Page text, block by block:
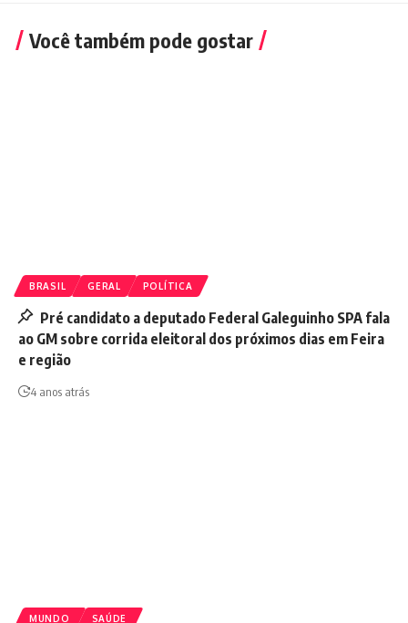
Você também pode gostar
BRASIL GERAL POLÍTICA
Pré candidato a deputado Federal Galeguinho SPA fala
ao GM sobre corrida eleitoral dos próximos dias em Feira
e região
4 anos atrás
MUNDO SAÚDE